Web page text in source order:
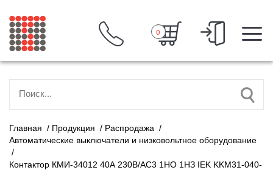
0
Главная / Продукция / Распродажа /
Автоматические выключатели и низковольтное оборудование
/
Контактор КМИ-34012 40А 230В/АС3 1НО 1НЗ IEK KKM31-040-